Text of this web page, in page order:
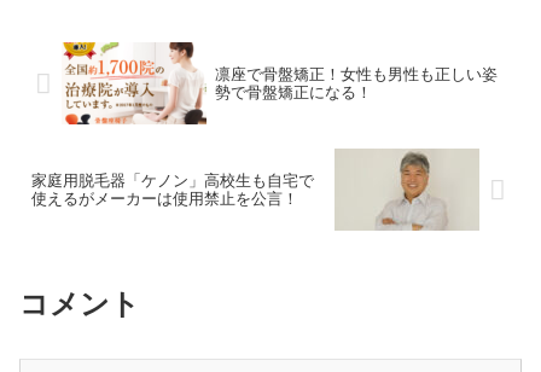
凛座で骨盤矯正！女性も男性も正しい姿
勢で骨盤矯正になる！
家庭用脱毛器「ケノン」高校生も自宅で
使えるがメーカーは使用禁止を公言！
コメント